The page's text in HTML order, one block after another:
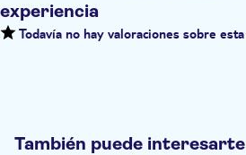
experiencia
Todavía no hay valoraciones sobre
También puede interesarte